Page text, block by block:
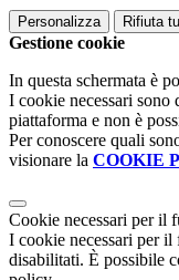
Personalizza Rifiuta
Gestione cookie
In questa schermata è
I cookie necessari
piattaforma e non è
Per conoscere quali
visionare la COOKIE
Cookie necessari per il
I cookie necessari per il
disabilitati. È possibile